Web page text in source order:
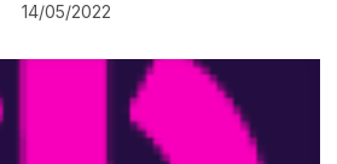
14/05/2022